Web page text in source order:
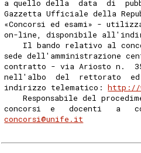
a quello della  data  di
Gazzetta Ufficiale della
«Concorsi ed esami» -
on-line, disponibile
Il bando relativo al
sede dell'amministrazione
contratto - via Ariosto n.
nell'albo  del  rettorato  ed
indirizzo telematico: http://
Responsabile del
concorsi  e   docenti   a
concorsi@unife.it